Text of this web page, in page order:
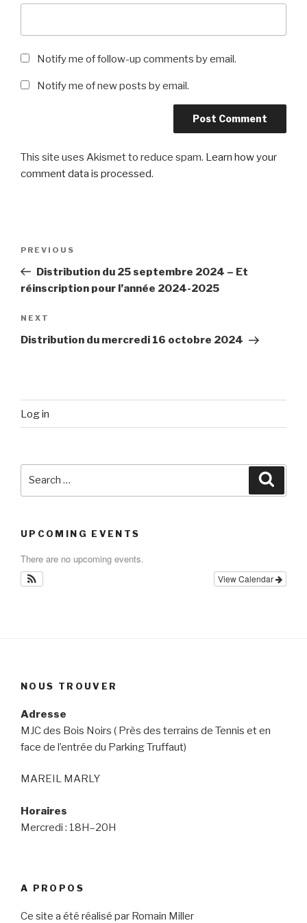
Notify me of follow-up comments by email.
Notify me of new posts by email.
This site uses Akismet to reduce spam. Learn how your
comment data is processed.
Previous
Post
PREVIOUS
Distribution du 25 septembre 2024 – Et
réinscription pour l’année 2024-2025
Next
Post
NEXT
Distribution du mercredi 16 octobre 2024
Log in
UPCOMING EVENTS
There are no upcoming events.
View Calendar
NOUS TROUVER
Adresse
MJC des Bois Noirs ( Près des terrains de Tennis et en
face de l’entrée du Parking Truffaut)
MAREIL MARLY
Horaires
Mercredi : 18H–20H
A PROPOS
Ce site a été réalisé par Romain Miller